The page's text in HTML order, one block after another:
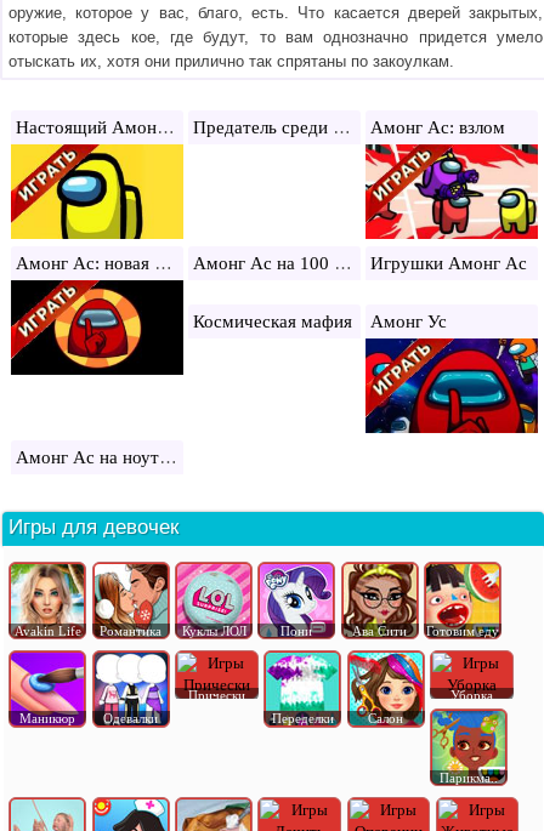
оружие, которое у вас, благо, есть. Что касается дверей закрытых,
которые здесь кое, где будут, то вам однозначно придется умело
отыскать их, хотя они прилично так спрятаны по закоулкам.
Настоящий Амонг Ас Предатель среди нас Амонг Ас: взлом
Амонг Ас: новая версия Амонг Ас на 100 игроков Игрушки Амонг Ас
Космическая мафия Амонг Ус
Амонг Ас на ноутбук
Игры для девочек
Avakin Life Романтика Куклы ЛОЛ Пони Ава Сити Готовим еду
Маникюр Одевалки
Прически
Переделки
Салон
Уборка
Парикма..